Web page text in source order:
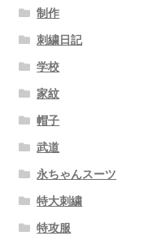
制作
刺繍日記
学校
家紋
帽子
武道
永ちゃんスーツ
特大刺繍
特攻服